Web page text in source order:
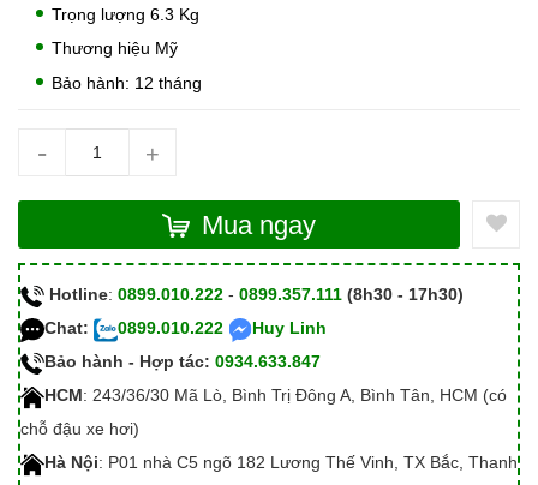
Trọng lượng 6.3 Kg
Thương hiệu Mỹ
Bảo hành: 12 tháng
- +
Mua ngay
Hotline: 0899.010.222 - 0899.357.111 (8h30 - 17h30)
Chat:
0899.010.222
Huy Linh
Bảo hành - Hợp tác: 0934.633.847
HCM: 243/36/30 Mã Lò, Bình Trị Đông A, Bình Tân, HCM (có
chỗ đậu xe hơi)
Hà Nội: P01 nhà C5 ngõ 182 Lương Thế Vinh, TX Bắc, Thanh